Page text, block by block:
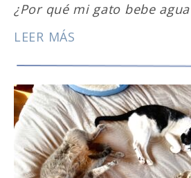
¿Por qué mi gato bebe
LEER MÁS